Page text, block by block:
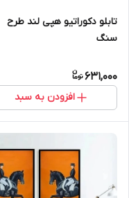
تابلو دکوراتیو هپی لند طرح
سنگ
631,000
افزودن به سبد